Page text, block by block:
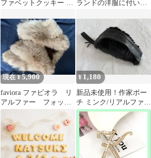
ファベットクッキー ニ
ストボーン
ランドの洋服に付いて
現在 ¥5,900
faviora ファビオラ リ
アルファー フォック
ス
¥ 1,180
新品未使用！作家ポー
チ ミンク/リアルファ
ー/本毛皮ハンドメイド/
バック/手作り